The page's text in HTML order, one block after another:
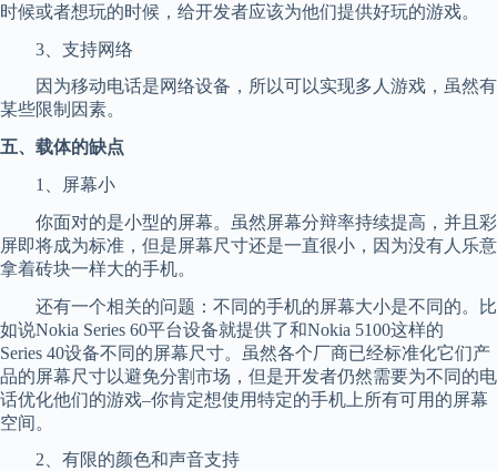
时候或者想玩的时候，给开发者应该为他们提供好玩的游戏。
3、支持网络
因为移动电话是网络设备，所以可以实现多人游戏，虽然有
某些限制因素。
五、载体的缺点
1、屏幕小
你面对的是小型的屏幕。虽然屏幕分辩率持续提高，并且彩
屏即将成为标准，但是屏幕尺寸还是一直很小，因为没有人乐意
拿着砖块一样大的手机。
还有一个相关的问题：不同的手机的屏幕大小是不同的。比
如说Nokia Series 60平台设备就提供了和Nokia 5100这样的
Series 40设备不同的屏幕尺寸。虽然各个厂商已经标准化它们产
品的屏幕尺寸以避免分割市场，但是开发者仍然需要为不同的电
话优化他们的游戏–你肯定想使用特定的手机上所有可用的屏幕
空间。
2、有限的颜色和声音支持